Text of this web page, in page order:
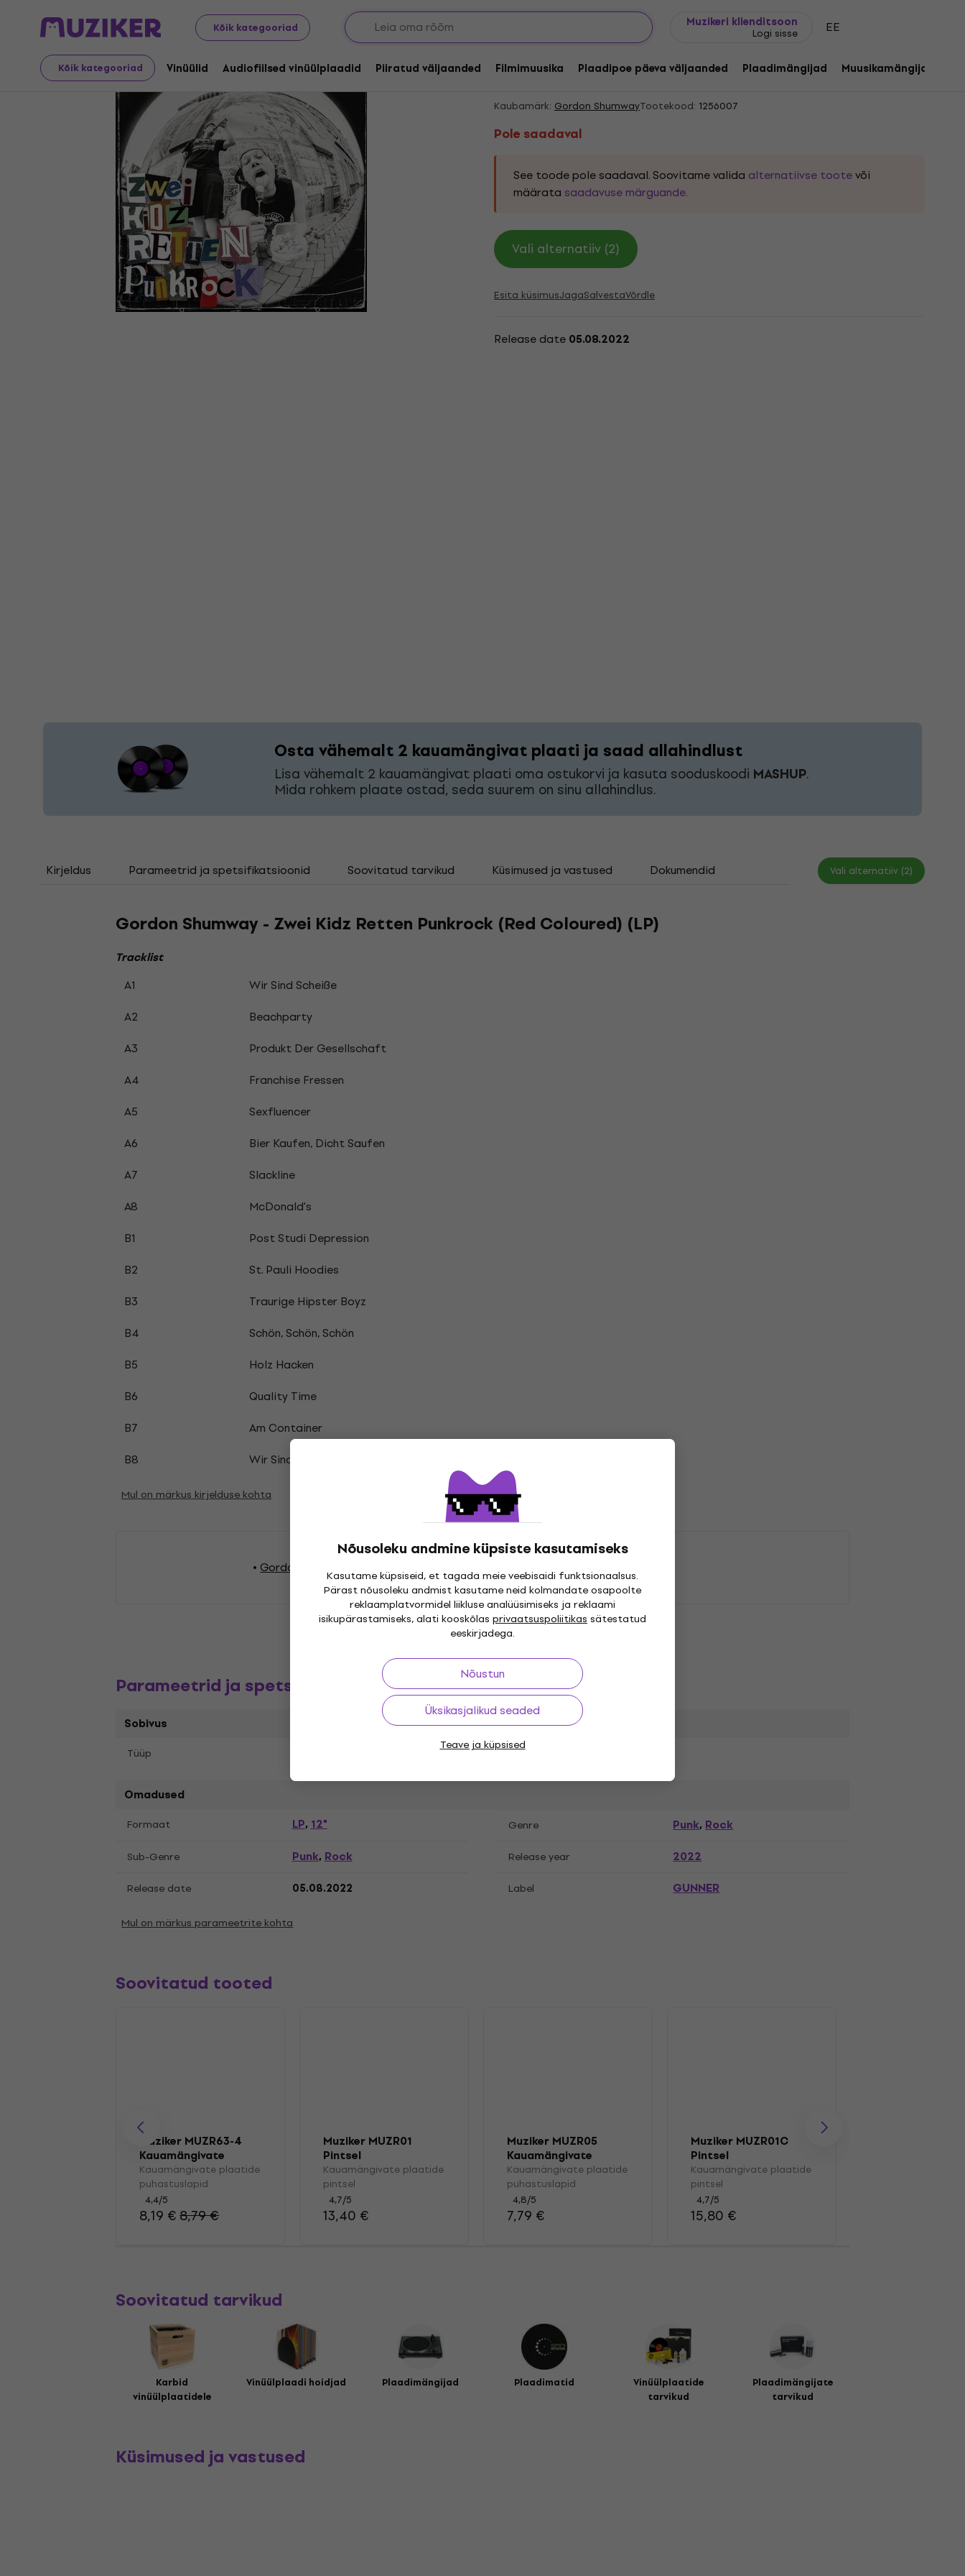
Kõik kategooriad
Muzikeri klienditsoon
Logi sisse EE
Kõik kategooriad Vinüülid Audiofiilsed vinüülplaadid Piiratud väljaanded Filmimuusika Plaadipoe päeva väljaanded Plaadimängijad Muusikamängijad
Nõusoleku andmine küpsiste kasutamiseks
Kasutame küpsiseid, et tagada meie veebisaidi funktsionaalsus.
Pärast nõusoleku andmist kasutame neid kolmandate osapoolte
reklaamplatvormidel liikluse analüüsimiseks ja reklaami
isikupärastamiseks, alati kooskõlas privaatsuspoliitikassätestatud
eeskirjadega.
Nõustun
Üksikasjalikud seaded
Teave ja küpsised
LP plaadid ja CD-d
Vinüülid
Pole saadaval
Gordon Shumway - Zwei Kidz Retten Punkrock (Red
Kaubamärk: Gordon ShumwayTootekood: 1256007
Pole saadaval
See toode pole saadaval. Soovitame valida alternatiivse tootevõi
määrata saadavuse märguande.
Vali alternatiiv (2)
Esita küsimusJagaSalvestaVõrdle
Release date 05.08.2022
Osta vähemalt 2 kauamängivat plaati ja saad allahindlust
Lisa vähemalt 2 kauamängivat plaati oma ostukorvi ja kasuta sooduskoodi MASHUP.
Mida rohkem plaate ostad, seda suurem on sinu allahindlus.
Kirjeldus Parameetrid ja spetsifikatsioonid Soovitatud tarvikud Küsimused ja vastused Dokumendid Vali alternatiiv (2)
Gordon Shumway - Zwei Kidz Retten Punkrock (Red Coloured) (LP)
Tracklist
A1
Wir Sind Scheiße
A2
Beachparty
A3
Produkt Der Gesellschaft
A4
Franchise Fressen
A5
Sexfluencer
A6
Bier Kaufen, Dicht Saufen
A7
Slackline
A8
McDonald's
B1
Post Studi Depression
B2
St. Pauli Hoodies
B3
Traurige Hipster Boyz
B4
Schön, Schön, Schön
B5
Holz Hacken
B6
Quality Time
B7
Am Container
B8
Wir Sind So Punk
Mul on märkus kirjelduse kohta
Gordon Shumway Vinüülplaadid
Parameetrid ja spetsifikatsioonid
Sobivus
Tüüp
Omadused
Formaat LP,12" Genre Punk,Rock
Sub-Genre Punk,Rock Release year 2022
Release date 05.08.2022 Label GUNNER
Mul on märkus parameetrite kohta
Soovitatud tooted
Muziker MUZR63-4
Kauamängivate
plaatide
puhastuslapid
Kauamängivate plaatide
puhastuslapid
4,4/5
8,19 €8,79 €
Muziker MUZR01
Pintsel
Kauamängivate plaatide
pintsel
4,7/5
13,40 €
Muziker MUZR05
Kauamängivate
plaatide
puhastuslapid
Kauamängivate plaatide
puhastuslapid
4,8/5
7,79 €
Muziker MUZR01C
Pintsel
Kauamängivate plaatide
pintsel
4,7/5
15,80 €
Soovitatud tarvikud
Karbid
vinüülplaatidele
Vinüülplaadi hoidjad Plaadimängijad Plaadimatid
Vinüülplaatide
tarvikud
Plaadimängijate
tarvikud
Küsimused ja vastused